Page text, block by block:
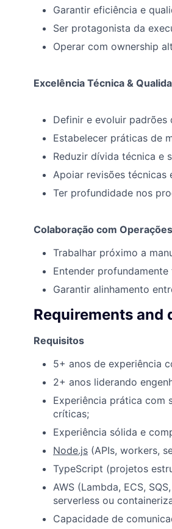
Garantir eficiência e
Ser protagonista da
Operar com ownership
Excelência Técnica &
Definir e evoluir padrões
Estabelecer práticas de
Reduzir dívida técnica e
Apoiar revisões técnicas
Ter profundidade nos
Colaboração com
Trabalhar próximo a
Entender
Garantir alinhamento
Requirements
Requisitos
5+ anos de experiência
2+ anos liderando
Experiência prática com
críticas;
Experiência sólida e
Node.js (APIs, workers,
TypeScript (projetos
AWS (Lambda, ECS,
serverless ou
Capacidade de